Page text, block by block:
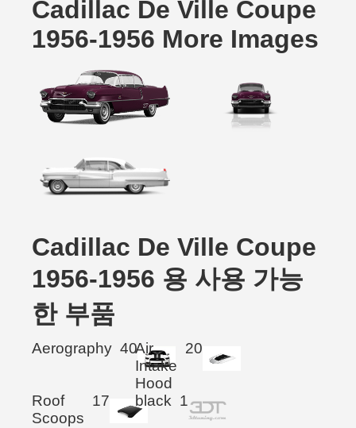
Cadillac De Ville Coupe
1956-1956 More Images
Cadillac De Ville Coupe
1956-1956 용 사용 가능
한 부품
Aerography 40Air
Intake
Hood
20
Roof
Scoops
17 black 1